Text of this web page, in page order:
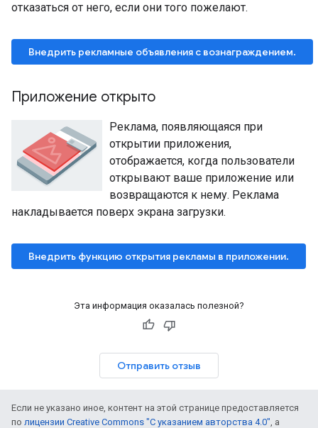
отказаться от него, если они того пожелают.
Внедрить рекламные объявления с вознаграждением.
Приложение открыто
Реклама, появляющаяся при
открытии приложения,
отображается, когда пользователи
открывают ваше приложение или
возвращаются к нему. Реклама
накладывается поверх экрана загрузки.
Внедрить функцию открытия рекламы в приложении.
Эта информация оказалась полезной?
Отправить отзыв
Если не указано иное, контент на этой странице предоставляется
по лицензии Creative Commons "С указанием авторства 4.0", а